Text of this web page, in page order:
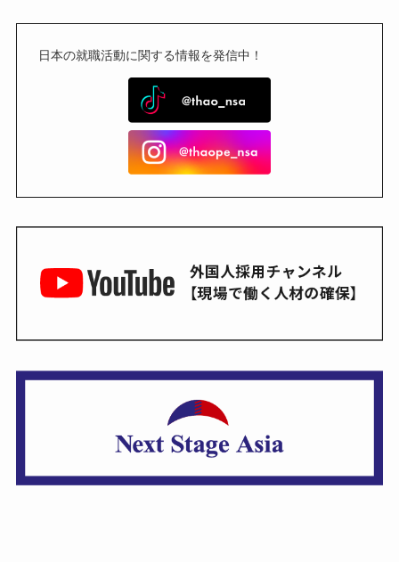
日本の就職活動に関する情報を発信中！